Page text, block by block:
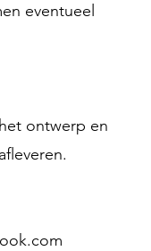
eventueel
ontwerp en